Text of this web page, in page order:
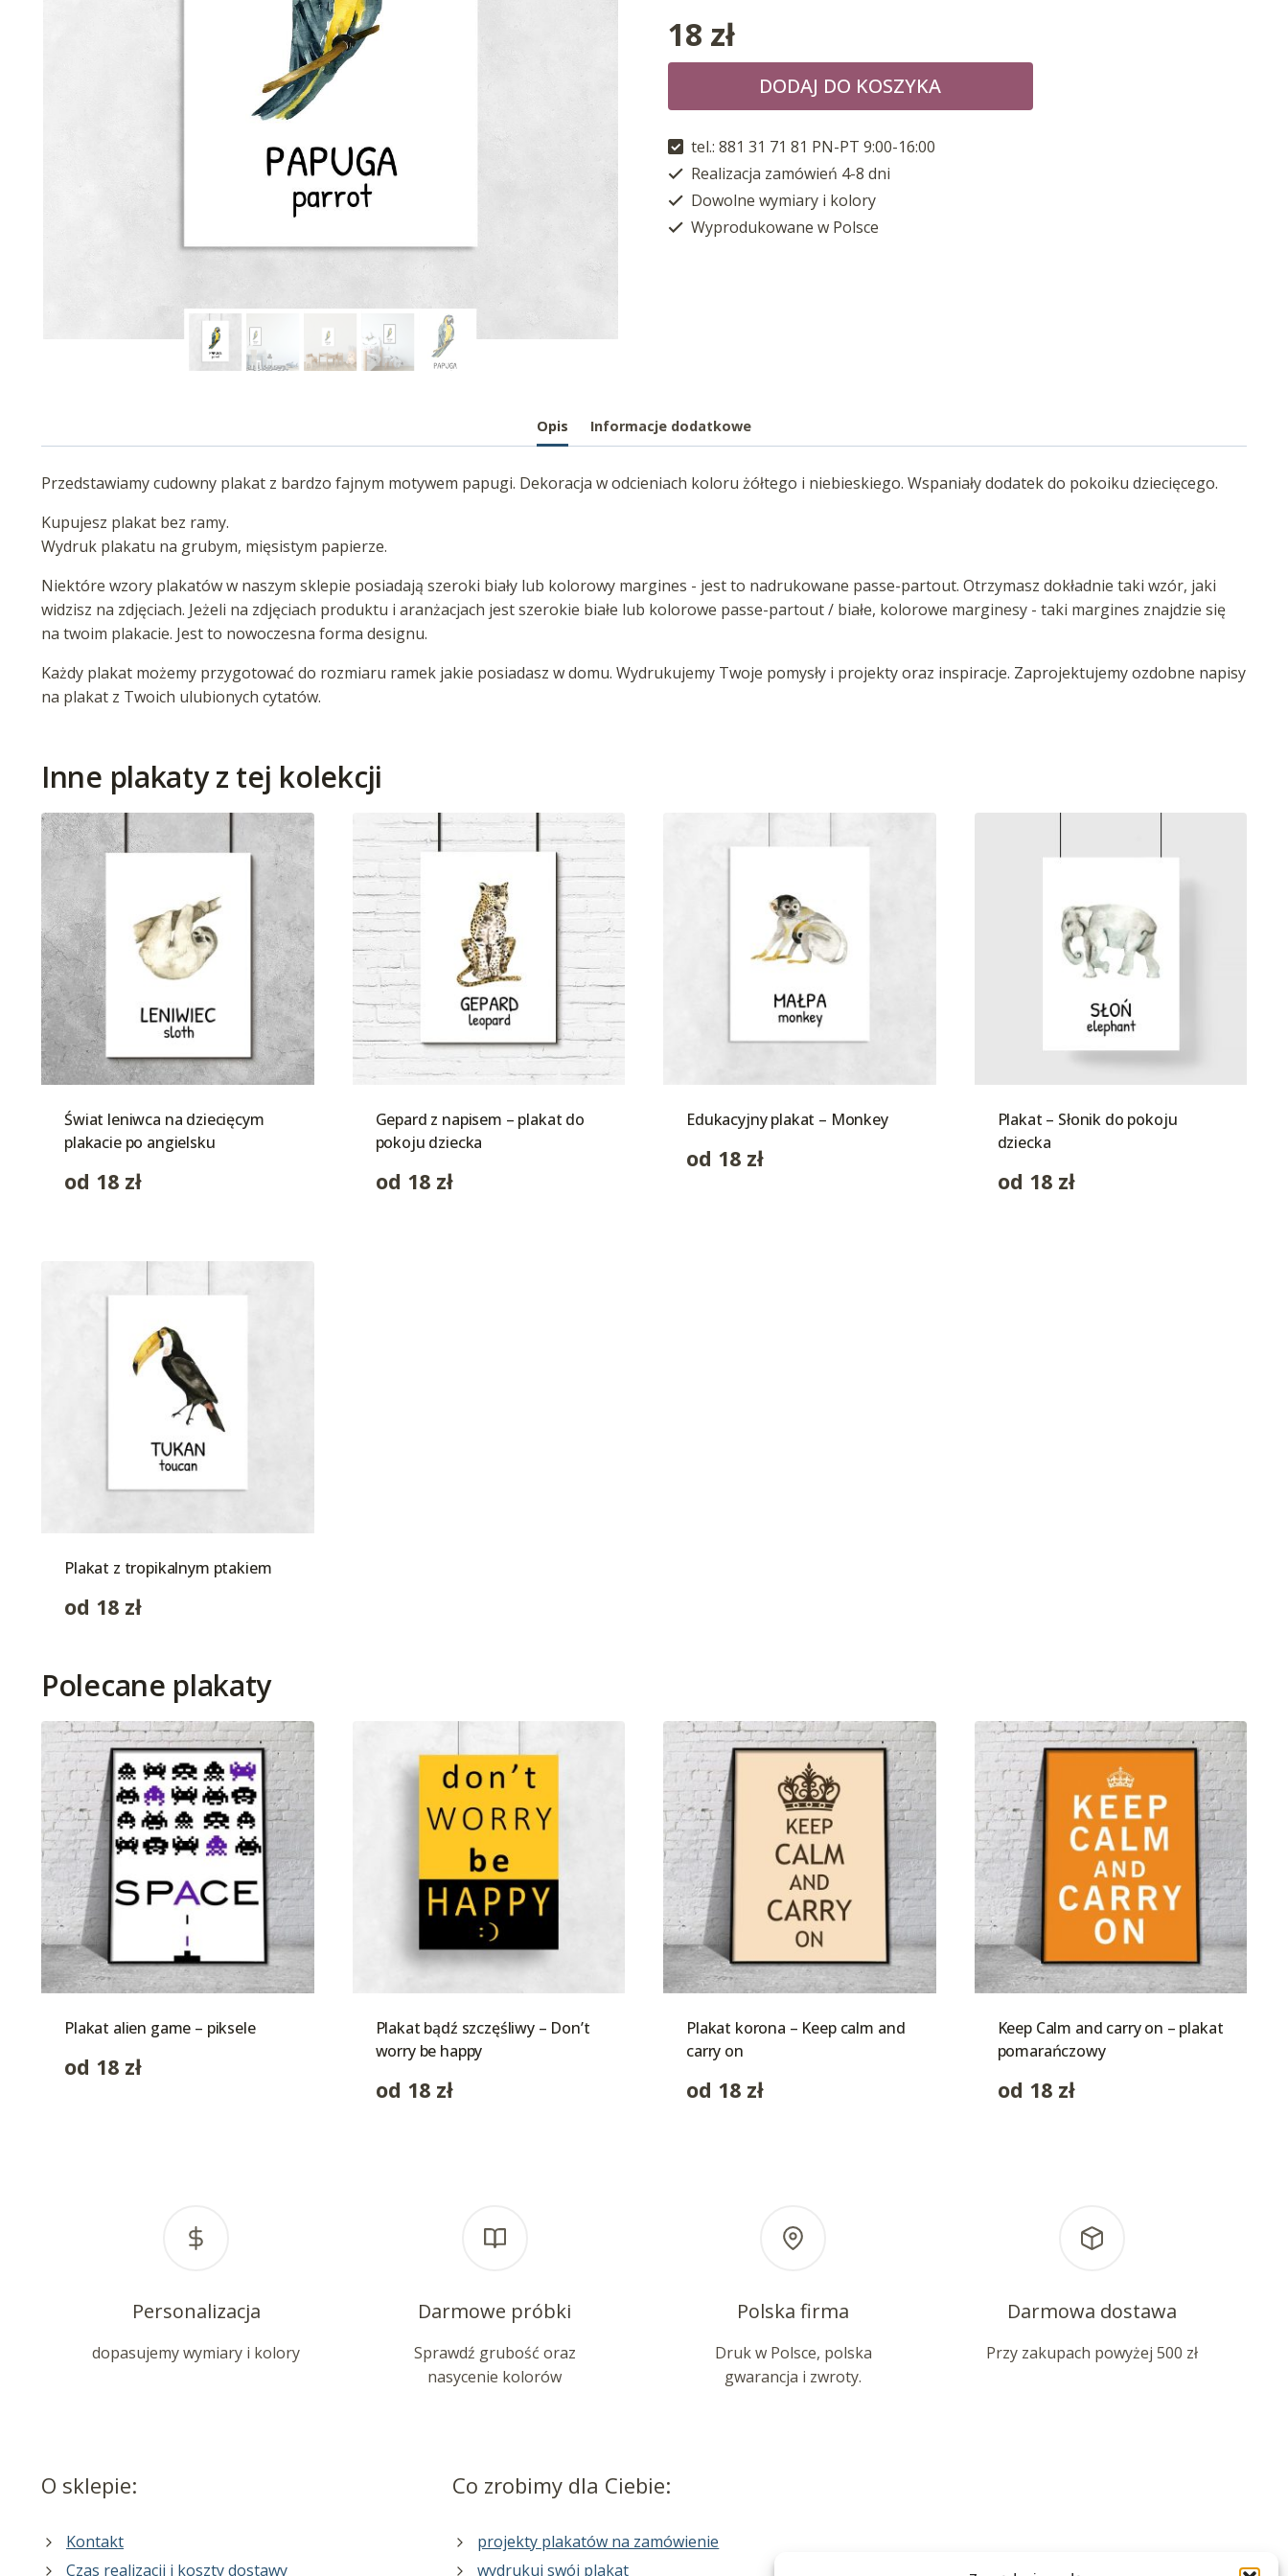
18 zł
DODAJ DO KOSZYKA
tel.: 881 31 71 81 PN-PT 9:00-16:00
Realizacja zamówień 4-8 dni
Dowolne wymiary i kolory
Wyprodukowane w Polsce
Opis Informacje dodatkowe
Przedstawiamy cudowny plakat z bardzo fajnym motywem papugi. Dekoracja w odcieniach koloru żółtego i niebieskiego. Wspaniały dodatek do pokoiku dziecięcego.
Kupujesz plakat bez ramy.
Wydruk plakatu na grubym, mięsistym papierze.
Niektóre wzory plakatów w naszym sklepie posiadają szeroki biały lub kolorowy margines - jest to nadrukowane passe-partout. Otrzymasz dokładnie taki wzór, jaki
widzisz na zdjęciach. Jeżeli na zdjęciach produktu i aranżacjach jest szerokie białe lub kolorowe passe-partout / białe, kolorowe marginesy - taki margines znajdzie się
na twoim plakacie. Jest to nowoczesna forma designu.
Każdy plakat możemy przygotować do rozmiaru ramek jakie posiadasz w domu. Wydrukujemy Twoje pomysły i projekty oraz inspiracje. Zaprojektujemy ozdobne napisy
na plakat z Twoich ulubionych cytatów.
Inne plakaty z tej kolekcji
Świat leniwca na dziecięcym
plakacie po angielsku
od 18 zł
Gepard z napisem – plakat do
pokoju dziecka
od 18 zł
Edukacyjny plakat – Monkey
od 18 zł
Plakat – Słonik do pokoju
dziecka
od 18 zł
Plakat z tropikalnym ptakiem
od 18 zł
Polecane plakaty
Plakat alien game – piksele
od 18 zł
Plakat bądź szczęśliwy – Don’t
worry be happy
od 18 zł
Plakat korona – Keep calm and
carry on
od 18 zł
Keep Calm and carry on – plakat
pomarańczowy
od 18 zł
Personalizacja
dopasujemy wymiary i kolory
Darmowe próbki
Sprawdź grubość oraz
nasycenie kolorów
Polska firma
Druk w Polsce, polska
gwarancja i zwroty.
Darmowa dostawa
Przy zakupach powyżej 500 zł
O sklepie:
Kontakt
Czas realizacji i koszty dostawy
Co zrobimy dla Ciebie:
projekty plakatów na zamówienie
wydrukuj swój plakat